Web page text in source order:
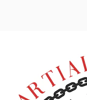
Plattform, um deine